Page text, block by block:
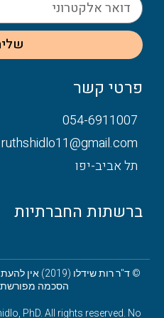
פרטי קשר
054-6911007
ruthshidlo11@gmail.com
תל אביב-יפו
ברשתות החברתיות
© ד"ר רות
הסכמה מפורשת
PhD. All rights reserved. No